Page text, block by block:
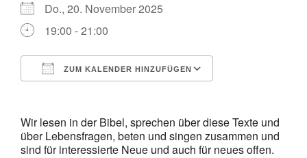
Do., 20. November 2025
19:00 - 21:00
ZUM KALENDER HINZUFÜGEN
Wir lesen in der Bibel, sprechen über diese Texte und
über Lebensfragen, beten und singen zusammen und
sind für interessierte Neue und auch für neues offen.